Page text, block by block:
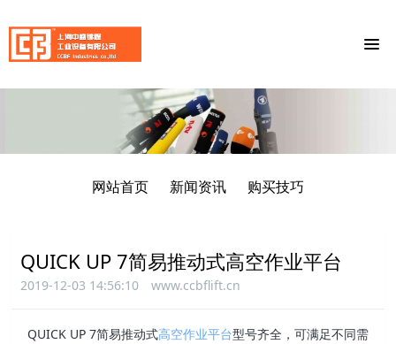
网站首页 新闻资讯 购买技巧
QUICK UP 7简易推动式高空作业平台
2019-12-03 14:56:10 www.ccbflift.cn
QUICK UP 7简易推动式高空作业平台型号齐全，可满足不同需